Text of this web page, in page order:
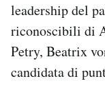
leadership del
riconoscibili di
Petry, Beatrix
candidata di